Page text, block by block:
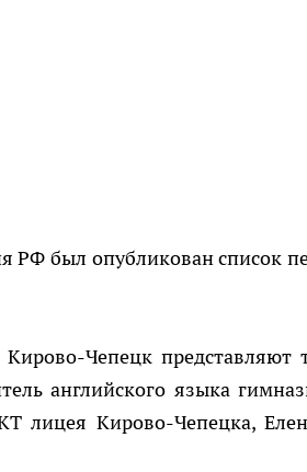
РФ был опубликован список
Чепецк представляют
английского языка
лицея Кирово-Чепецка,